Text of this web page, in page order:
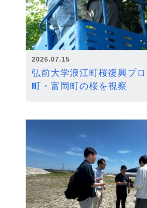
2026.07.15
弘前大学浪江町桜復興プ
町・富岡町の桜を視察